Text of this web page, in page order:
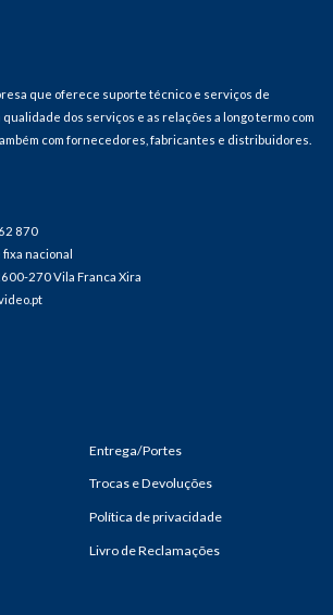
que oferece suporte técnico e serviços de
dos serviços e as relações a longo termo com
com fornecedores, fabricantes e distribuidores.
870
fixa nacional
270 Vila Franca Xira
Entrega/Portes
Trocas e Devoluções
Política de privacidade
Livro de Reclamações